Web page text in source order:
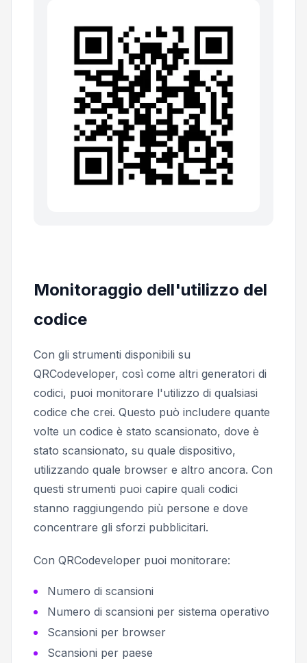
Monitoraggio dell'utilizzo del
codice
Con gli strumenti disponibili su
QRCodeveloper, così come altri generatori di
codici, puoi monitorare l'utilizzo di qualsiasi
codice che crei. Questo può includere quante
volte un codice è stato scansionato, dove è
stato scansionato, su quale dispositivo,
utilizzando quale browser e altro ancora. Con
questi strumenti puoi capire quali codici
stanno raggiungendo più persone e dove
concentrare gli sforzi pubblicitari.
Con QRCodeveloper puoi monitorare:
Numero di scansioni
Numero di scansioni per sistema operativo
Scansioni per browser
Scansioni per paese